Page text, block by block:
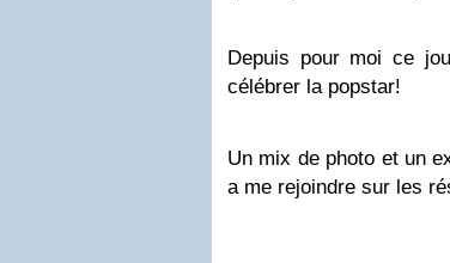
Depuis pour moi ce
célébrer la popstar!
Un mix de photo et un
a me rejoindre sur les